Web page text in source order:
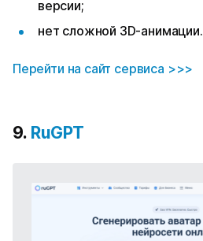
версии;
нет сложной 3D-анимации.
Перейти на сайт сервиса >>>
9. RuGPT